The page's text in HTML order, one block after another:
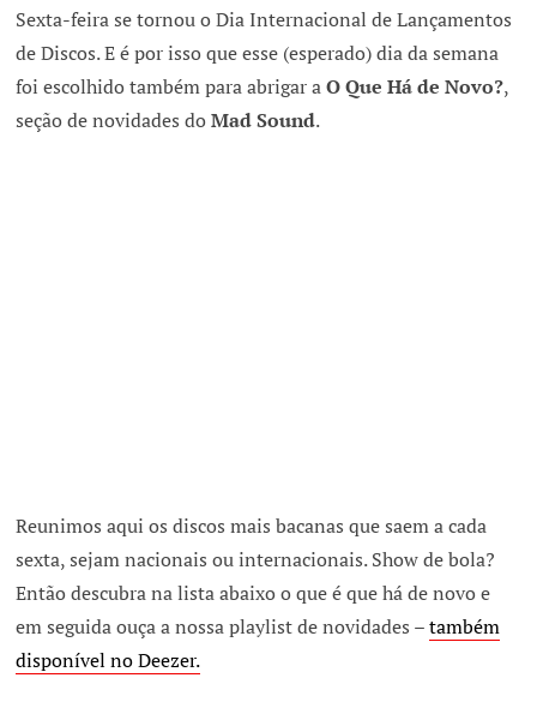
Sexta-feira se tornou o Dia Internacional de Lançamentos
de Discos. E é por isso que esse (esperado) dia da semana
foi escolhido também para abrigar aO Que Há de Novo?,
seção de novidades doMad Sound.
Reunimos aqui os discos mais bacanas que saem a cada
sexta, sejam nacionais ou internacionais. Show de bola?
Então descubra na lista abaixo o que é que há de novo e
em seguida ouça a nossa playlist de novidades –também
disponível no Deezer.